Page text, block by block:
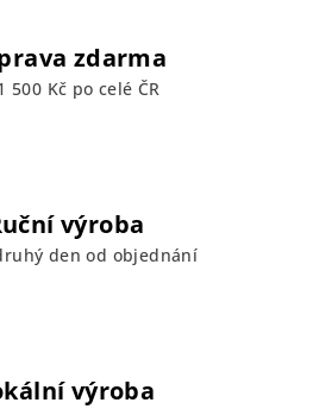
zdarma
500 Kč po celé ČR
výroba
den od objednání
výroba